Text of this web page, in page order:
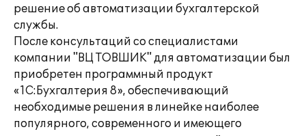
решение об автоматизации бухгалтерской
службы.
После консультаций со специалистами
компании "ВЦ ТОВШИК" для автоматизации был
приобретен программный продукт
«1С:Бухгалтерия 8», обеспечивающий
необходимые решения в линейке наиболее
популярного, современного и имеющего